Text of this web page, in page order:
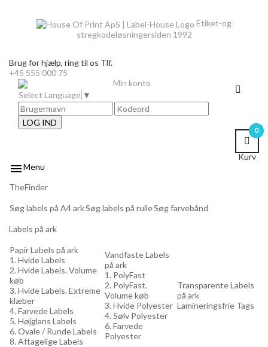
Etiket-og
stregkodeløsningersiden 1992
Brug for hjælp, ring til os Tlf.
+45 555 000 75
Select Language ▼
LOG IND
0
Kurv
Min konto
Menu
TheFinder
Søg labels på A4 arkSøg labels på rulleSøg farvebånd
Labels på ark
Papir Labels på ark
1. Hvide Labels
2. Hvide Labels. Volume
køb
3. Hvide Labels. Extreme
klæber
4. Farvede Labels
5. Højglans Labels
6. Ovale / Runde Labels
8. Aftagelige Labels
Vandfaste Labels
på ark
1. PolyFast
2. PolyFast.
Volume køb
3. Hvide Polyester
4. Sølv Polyester
6. Farvede
Polyester
Transparente Labels
på ark
Lamineringsfrie Tags